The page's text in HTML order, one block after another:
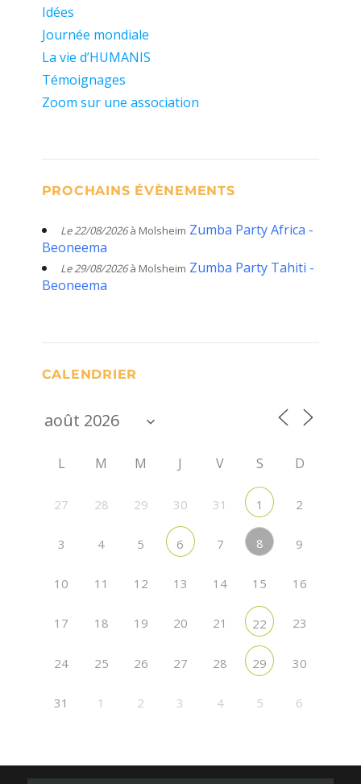
Idées
Journée mondiale
La vie d’HUMANIS
Témoignages
Zoom sur une association
PROCHAINS ÉVÈNEMENTS
Le 22/08/2026à Molsheim Zumba Party Africa -
Beoneema
Le 29/08/2026à Molsheim Zumba Party Tahiti -
Beoneema
CALENDRIER
L M M J V S D
27 28 29 30 31 1 2
3 4 5 6 7 8 9
10 11 12 13 14 15 16
17 18 19 20 21 22 23
24 25 26 27 28 29 30
31 1 2 3 4 5 6